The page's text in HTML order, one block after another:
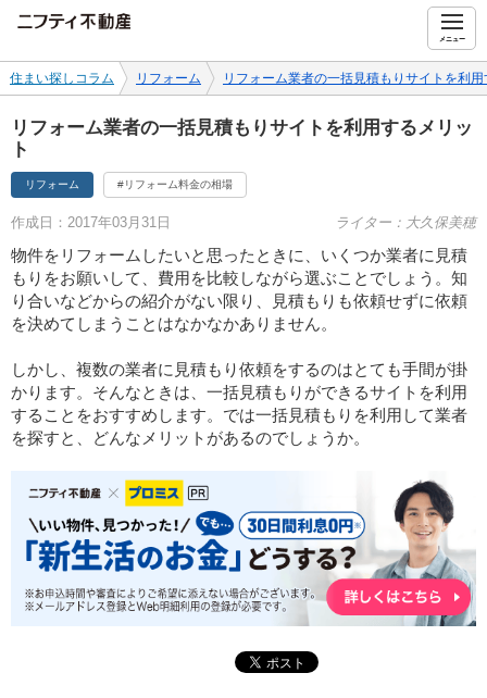
メニュー
住まい探しコラム リフォーム リフォーム業者の一括見積もりサイトを利
リフォーム業者の一括見積もりサイトを利用するメリッ
ト
リフォーム #リフォーム料金の相場
作成日：2017年03月31日 ライター：大久保美穂
物件をリフォームしたいと思ったときに、いくつか業者に見積
もりをお願いして、費用を比較しながら選ぶことでしょう。知
り合いなどからの紹介がない限り、見積もりも依頼せずに依頼
を決めてしまうことはなかなかありません。
しかし、複数の業者に見積もり依頼をするのはとても手間が掛
かります。そんなときは、一括見積もりができるサイトを利用
することをおすすめします。では一括見積もりを利用して業者
を探すと、どんなメリットがあるのでしょうか。